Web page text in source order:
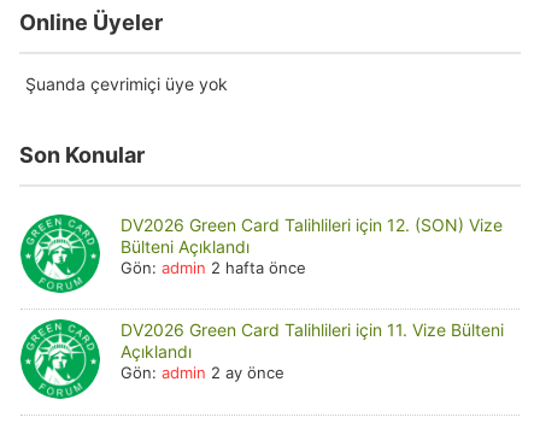
Online Üyeler
Şuanda çevrimiçi üye yok
Son Konular
DV2026 Green Card Talihlileri için 12. (SON) Vize
Bülteni Açıklandı
Gön: admin 2 hafta önce
DV2026 Green Card Talihlileri için 11. Vize Bülteni
Açıklandı
Gön: admin 2 ay önce